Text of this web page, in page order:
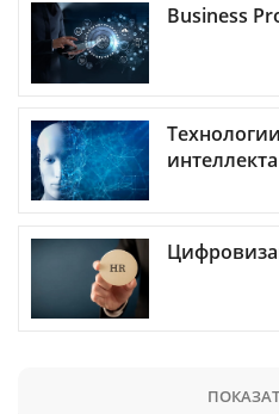
Business